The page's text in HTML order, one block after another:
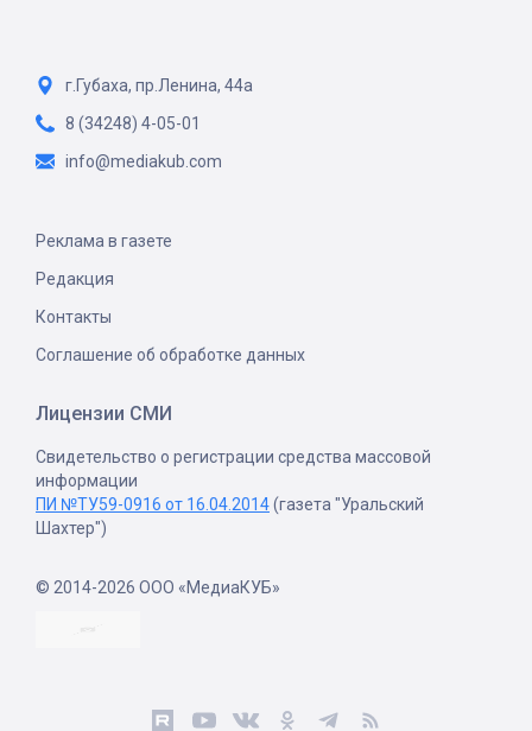
г.Губаха, пр.Ленина, 44а
8 (34248) 4-05-01
info@mediakub.com
Реклама в газете
Редакция
Контакты
Соглашение об обработке данных
Лицензии СМИ
Свидетельство о регистрации средства массовой
информации
ПИ №ТУ59-0916 от 16.04.2014(газета "Уральский
Шахтер")
© 2014-2026 ООО «МедиаКУБ»